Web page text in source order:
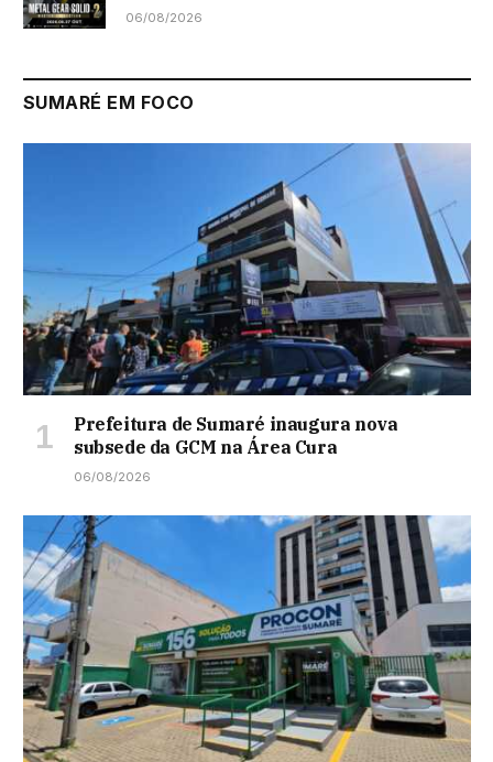
06/08/2026
SUMARÉ EM FOCO
Prefeitura de Sumaré inaugura nova
subsede da GCM na Área Cura
06/08/2026